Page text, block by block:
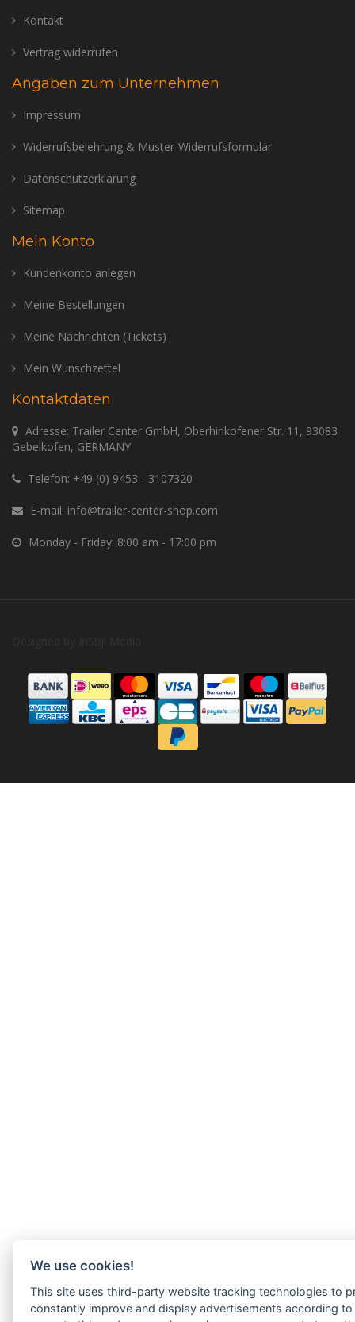
Kontakt
Vertrag widerrufen
Angaben zum Unternehmen
Impressum
Widerrufsbelehrung & Muster-Widerrufsformular
Datenschutzerklärung
Sitemap
Mein Konto
Kundenkonto anlegen
Meine Bestellungen
Meine Nachrichten (Tickets)
Mein Wunschzettel
Kontaktdaten
Adresse: Trailer Center GmbH, Oberhinkofener Str. 11, 93083
Gebelkofen, GERMANY
Telefon: +49 (0) 9453 - 3107320
E-mail: info@trailer-center-shop.com
Monday - Friday: 8:00 am - 17:00 pm
We use cookies!
This site uses third-party website tracking technologies to
constantly improve and display advertisements according